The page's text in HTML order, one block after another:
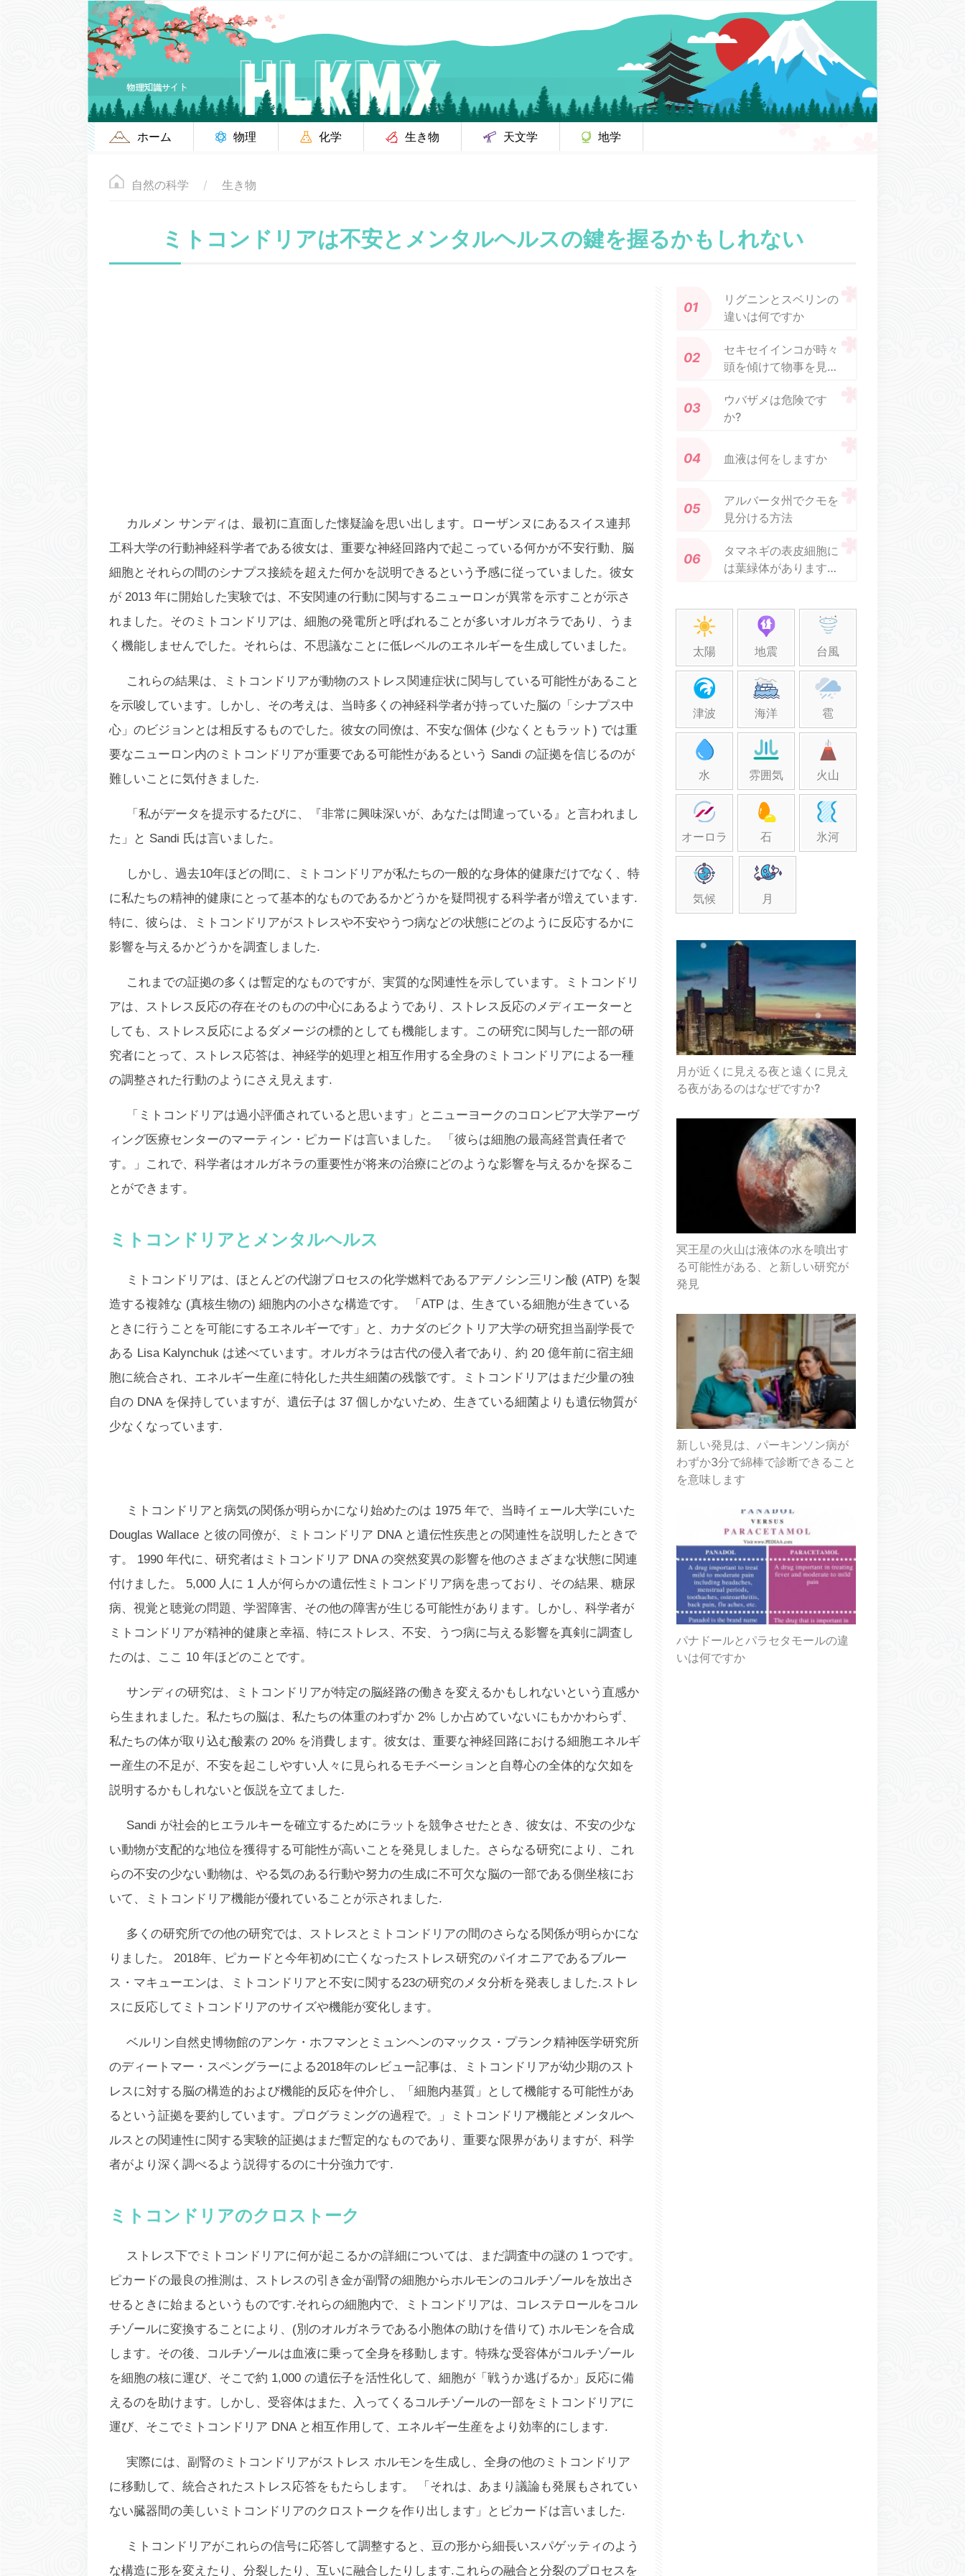
ホーム 物理 化学 生き物 天文学 地学
自然の科学 生き物
ミトコンドリアは不安とメンタルヘルスの鍵を握るかもしれない
カルメン サンディは、最初に直面した懐疑論を思い出します。ローザンヌにあるスイス連邦
工科大学の行動神経科学者である彼女は、重要な神経回路内で起こっている何かが不安行動、脳
細胞とそれらの間のシナプス接続を超えた何かを説明できるという予感に従っていました。彼女
が 2013 年に開始した実験では、不安関連の行動に関与するニューロンが異常を示すことが示さ
れました。そのミトコンドリアは、細胞の発電所と呼ばれることが多いオルガネラであり、うま
く機能しませんでした。それらは、不思議なことに低レベルのエネルギーを生成していました。
これらの結果は、ミトコンドリアが動物のストレス関連症状に関与している可能性があること
を示唆しています。しかし、その考えは、当時多くの神経科学者が持っていた脳の「シナプス中
心」のビジョンとは相反するものでした。彼女の同僚は、不安な個体 (少なくともラット) では重
要なニューロン内のミトコンドリアが重要である可能性があるという Sandi の証拠を信じるのが
難しいことに気付きました.
「私がデータを提示するたびに、『非常に興味深いが、あなたは間違っている』と言われまし
た」と Sandi 氏は言いました。
しかし、過去10年ほどの間に、ミトコンドリアが私たちの一般的な身体的健康だけでなく、特
に私たちの精神的健康にとって基本的なものであるかどうかを疑問視する科学者が増えています.
特に、彼らは、ミトコンドリアがストレスや不安やうつ病などの状態にどのように反応するかに
影響を与えるかどうかを調査しました.
これまでの証拠の多くは暫定的なものですが、実質的な関連性を示しています。ミトコンドリ
アは、ストレス反応の存在そのものの中心にあるようであり、ストレス反応のメディエーターと
しても、ストレス反応によるダメージの標的としても機能します。この研究に関与した一部の研
究者にとって、ストレス応答は、神経学的処理と相互作用する全身のミトコンドリアによる一種
の調整された行動のようにさえ見えます.
「ミトコンドリアは過小評価されていると思います」とニューヨークのコロンビア大学アーヴ
ィング医療センターのマーティン・ピカードは言いました。 「彼らは細胞の最高経営責任者で
す。」これで、科学者はオルガネラの重要性が将来の治療にどのような影響を与えるかを探るこ
とができます。
ミトコンドリアとメンタルヘルス
ミトコンドリアは、ほとんどの代謝プロセスの化学燃料であるアデノシン三リン酸 (ATP) を製
造する複雑な (真核生物の) 細胞内の小さな構造です。 「ATP は、生きている細胞が生きている
ときに行うことを可能にするエネルギーです」と、カナダのビクトリア大学の研究担当副学長で
ある Lisa Kalynchuk は述べています。オルガネラは古代の侵入者であり、約 20 億年前に宿主細
胞に統合され、エネルギー生産に特化した共生細菌の残骸です。ミトコンドリアはまだ少量の独
自の DNA を保持していますが、遺伝子は 37 個しかないため、生きている細菌よりも遺伝物質が
少なくなっています.
ミトコンドリアと病気の関係が明らかになり始めたのは 1975 年で、当時イェール大学にいた
Douglas Wallace と彼の同僚が、ミトコンドリア DNA と遺伝性疾患との関連性を説明したときで
す。 1990 年代に、研究者はミトコンドリア DNA の突然変異の影響を他のさまざまな状態に関連
付けました。 5,000 人に 1 人が何らかの遺伝性ミトコンドリア病を患っており、その結果、糖尿
病、視覚と聴覚の問題、学習障害、その他の障害が生じる可能性があります。しかし、科学者が
ミトコンドリアが精神的健康と幸福、特にストレス、不安、うつ病に与える影響を真剣に調査し
たのは、ここ 10 年ほどのことです。
サンディの研究は、ミトコンドリアが特定の脳経路の働きを変えるかもしれないという直感か
ら生まれました。私たちの脳は、私たちの体重のわずか 2% しか占めていないにもかかわらず、
私たちの体が取り込む酸素の 20% を消費します。彼女は、重要な神経回路における細胞エネルギ
ー産生の不足が、不安を起こしやすい人々に見られるモチベーションと自尊心の全体的な欠如を
説明するかもしれないと仮説を立てました.
Sandi が社会的ヒエラルキーを確立するためにラットを競争させたとき、彼女は、不安の少な
い動物が支配的な地位を獲得する可能性が高いことを発見しました。さらなる研究により、これ
らの不安の少ない動物は、やる気のある行動や努力の生成に不可欠な脳の一部である側坐核にお
いて、ミトコンドリア機能が優れていることが示されました.
多くの研究所での他の研究では、ストレスとミトコンドリアの間のさらなる関係が明らかにな
りました。 2018年、ピカードと今年初めに亡くなったストレス研究のパイオニアであるブルー
ス・マキューエンは、ミトコンドリアと不安に関する23の研究のメタ分析を発表しました.ストレ
スに反応してミトコンドリアのサイズや機能が変化します。
ベルリン自然史博物館のアンケ・ホフマンとミュンヘンのマックス・プランク精神医学研究所
のディートマー・スペングラーによる2018年のレビュー記事は、ミトコンドリアが幼少期のスト
レスに対する脳の構造的および機能的反応を仲介し、「細胞内基質」として機能する可能性があ
るという証拠を要約しています。プログラミングの過程で。」ミトコンドリア機能とメンタルヘ
ルスとの関連性に関する実験的証拠はまだ暫定的なものであり、重要な限界がありますが、科学
者がより深く調べるよう説得するのに十分強力です.
ミトコンドリアのクロストーク
ストレス下でミトコンドリアに何が起こるかの詳細については、まだ調査中の謎の 1 つです。
ピカードの最良の推測は、ストレスの引き金が副腎の細胞からホルモンのコルチゾールを放出さ
せるときに始まるというものです.それらの細胞内で、ミトコンドリアは、コレステロールをコル
チゾールに変換することにより、(別のオルガネラである小胞体の助けを借りて) ホルモンを合成
します。その後、コルチゾールは血液に乗って全身を移動します。特殊な受容体がコルチゾール
を細胞の核に運び、そこで約 1,000 の遺伝子を活性化して、細胞が「戦うか逃げるか」反応に備
えるのを助けます。しかし、受容体はまた、入ってくるコルチゾールの一部をミトコンドリアに
運び、そこでミトコンドリア DNA と相互作用して、エネルギー生産をより効率的にします.
実際には、副腎のミトコンドリアがストレス ホルモンを生成し、全身の他のミトコンドリア
に移動して、統合されたストレス応答をもたらします。 「それは、あまり議論も発展もされてい
ない臓器間の美しいミトコンドリアのクロストークを作り出します」とピカードは言いました.
ミトコンドリアがこれらの信号に応答して調整すると、豆の形から細長いスパゲッティのよう
な構造に形を変えたり、分裂したり、互いに融合したりします.これらの融合と分裂のプロセスを
リグニンとスベリンの
違いは何ですか
セキセイインコが時々
頭を傾けて物事を見る
ウバザメは危険です
か?
血液は何をしますか
アルバータ州でクモを
見分ける方法
タマネギの表皮細胞に
は葉緑体があります
太陽 地震 台風
津波 海洋 雹
水 雰囲気 火山
オーロラ 石 氷河
気候 月
月が近くに見える夜と遠くに見え
る夜があるのはなぜですか?
冥王星の火山は液体の水を噴出す
る可能性がある、と新しい研究が
発見
新しい発見は、パーキンソン病が
わずか3分で綿棒で診断できること
を意味します
パナドールとパラセタモールの違
いは何ですか